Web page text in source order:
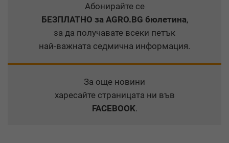
Абонирайте се
БЕЗПЛАТНО за AGRO.BG бюлетина,
за да получавате всеки петък
най-важната седмична информация.
За още новини
харесайте страницата ни във
FACEBOOK.